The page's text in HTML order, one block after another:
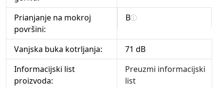
Prianjanje na mokroj
površini:
B
Vanjska buka kotrljanja:
71 dB
Informacijski list
proizvoda:
Preuzmi informacijski
list